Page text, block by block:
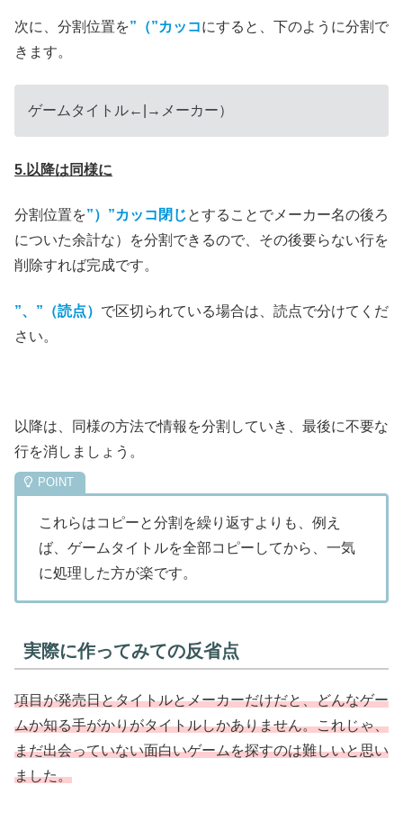
次に、分割位置を”（”カッコにすると、下のように分割で
きます。
ゲームタイトル←|→メーカー）
5.以降は同様に
分割位置を”）”カッコ閉じとすることでメーカー名の後ろ
についた余計な）を分割できるので、その後要らない行を
削除すれば完成です。
”、”（読点） で区切られている場合は、読点で分けてくだ
さい。
以降は、同様の方法で情報を分割していき、最後に不要な
行を消しましょう。
これらはコピーと分割を繰り返すよりも、例え
ば、ゲームタイトルを全部コピーしてから、一気
に処理した方が楽です。
実際に作ってみての反省点
項目が発売日とタイトルとメーカーだけだと、どんなゲー
ムか知る手がかりがタイトルしかありません。これじゃ、
まだ出会っていない面白いゲームを探すのは難しいと思い
ました。